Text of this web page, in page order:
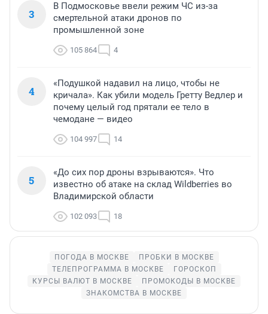
3
В Подмосковье ввели режим ЧС из-за
смертельной атаки дронов по
промышленной зоне
105 864 4
4
«Подушкой надавил на лицо, чтобы не
кричала». Как убили модель Гретту Ведлер и
почему целый год прятали ее тело в
чемодане — видео
104 997 14
5
«До сих пор дроны взрываются». Что
известно об атаке на склад Wildberries во
Владимирской области
102 093 18
ПОГОДА В МОСКВЕ
ПРОБКИ В МОСКВЕ
ТЕЛЕПРОГРАММА В МОСКВЕ
ГОРОСКОП
КУРСЫ ВАЛЮТ В МОСКВЕ
ПРОМОКОДЫ В МОСКВЕ
ЗНАКОМСТВА В МОСКВЕ